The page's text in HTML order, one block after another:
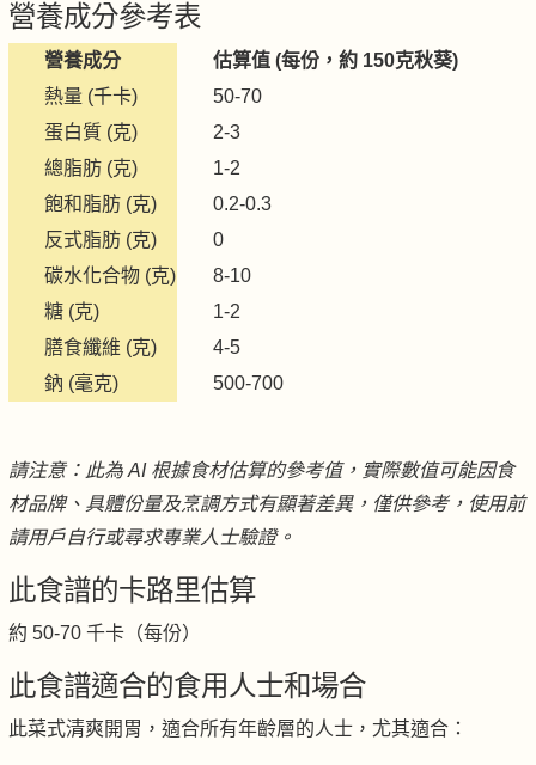
營養成分參考表
營養成分
估算值 (每份，約 150克秋葵)
熱量 (千卡)
50-70
蛋白質 (克)
2-3
總脂肪 (克)
1-2
飽和脂肪 (克)
0.2-0.3
反式脂肪 (克)
0
碳水化合物 (克)
8-10
糖 (克)
1-2
膳食纖維 (克)
4-5
鈉 (毫克)
500-700
請注意：此為 AI 根據食材估算的參考值，實際數值可能因食
材品牌、具體份量及烹調方式有顯著差異，僅供參考，使用前
請用戶自行或尋求專業人士驗證。
此食譜的卡路里估算
約 50-70 千卡（每份）
此食譜適合的食用人士和場合
此菜式清爽開胃，適合所有年齡層的人士，尤其適合：